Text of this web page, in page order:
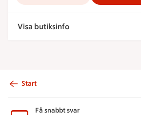
Visa butiksinfo
Start
Få snabbt svar